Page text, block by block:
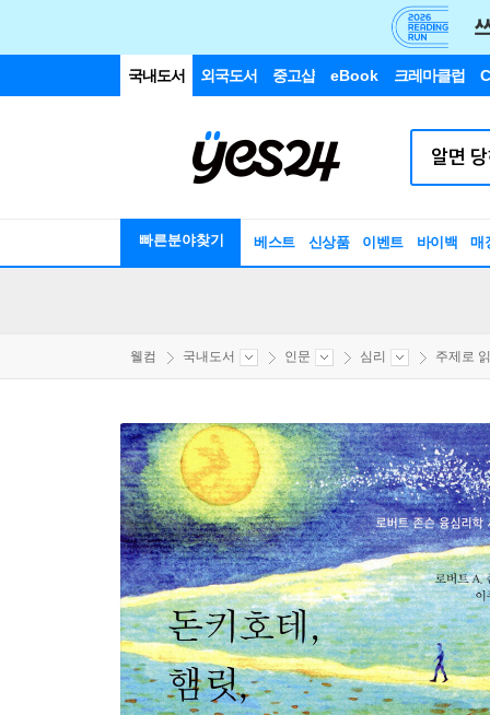
국내도서 외국도서 중고샵 eBook 크레마클럽
빠른분야찾기 베스트 신상품 이벤트 바이백 매
웰컴 국내도서 인문 심리 주제로